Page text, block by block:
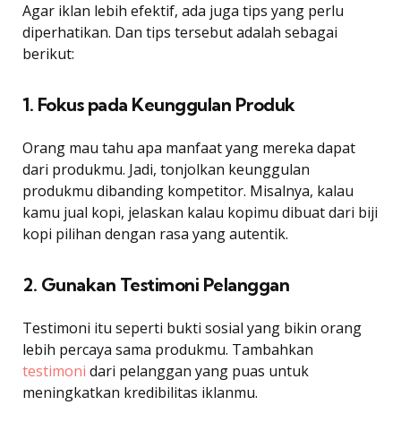
Agar iklan lebih efektif, ada juga tips yang perlu
diperhatikan. Dan tips tersebut adalah sebagai
berikut:
1. Fokus pada Keunggulan Produk
Orang mau tahu apa manfaat yang mereka dapat
dari produkmu. Jadi, tonjolkan keunggulan
produkmu dibanding kompetitor. Misalnya, kalau
kamu jual kopi, jelaskan kalau kopimu dibuat dari biji
kopi pilihan dengan rasa yang autentik.
2. Gunakan Testimoni Pelanggan
Testimoni itu seperti bukti sosial yang bikin orang
lebih percaya sama produkmu. Tambahkan
testimoni dari pelanggan yang puas untuk
meningkatkan kredibilitas iklanmu.